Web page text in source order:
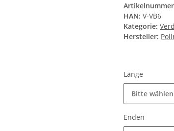
HAN: V-VB6
Kategorie:
Hersteller:
Länge
Bitte
Enden